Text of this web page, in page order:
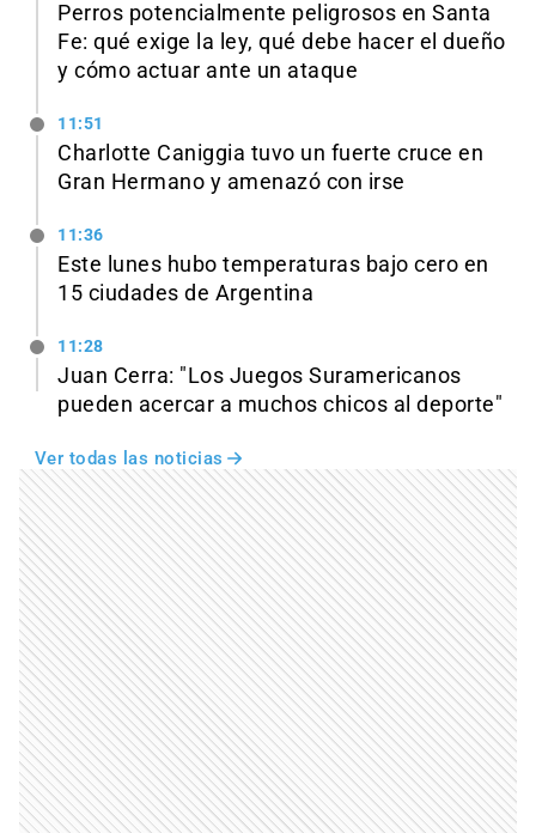
Perros potencialmente peligrosos en Santa
Fe: qué exige la ley, qué debe hacer el dueño
y cómo actuar ante un ataque
11:51
Charlotte Caniggia tuvo un fuerte cruce en
Gran Hermano y amenazó con irse
11:36
Este lunes hubo temperaturas bajo cero en
15 ciudades de Argentina
11:28
Juan Cerra: "Los Juegos Suramericanos
pueden acercar a muchos chicos al deporte"
Ver todas las noticias